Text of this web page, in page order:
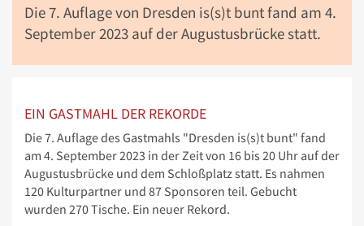
Die 7. Auflage von Dresden is(s)t bunt fand am 4.
September 2023 auf der Augustusbrücke statt.
EIN GASTMAHL DER REKORDE
Die 7. Auflage des Gastmahls "Dresden is(s)t bunt" fand
am 4. September 2023 in der Zeit von 16 bis 20 Uhr auf der
Augustusbrücke und dem Schloßplatz statt. Es nahmen
120 Kulturpartner und 87 Sponsoren teil. Gebucht
wurden 270 Tische. Ein neuer Rekord.